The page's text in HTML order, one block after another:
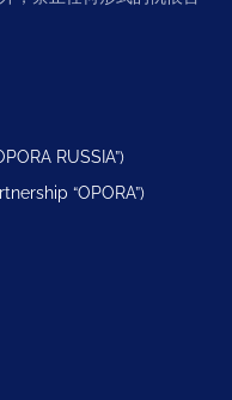
RUSSIA”)
“OPORA”)